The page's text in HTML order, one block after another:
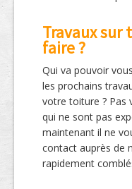
Travaux
faire ?
Qui va pouvoir
les prochains
votre toiture ? Pas
qui ne sont pas
maintenant il ne
contact auprès de
rapidement